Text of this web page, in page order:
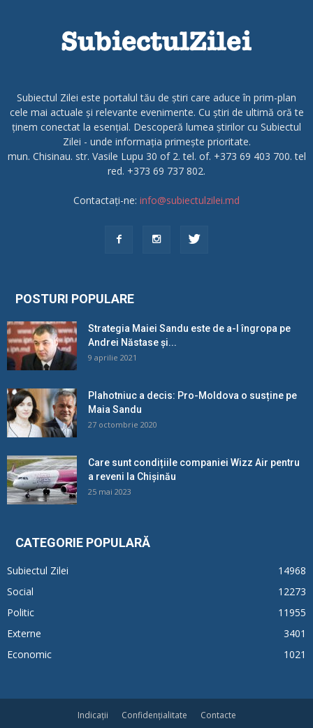
Subiectul Zilei este portalul tău de știri care aduce în prim-plan
cele mai actuale și relevante evenimente. Cu știri de ultimă oră te
ținem conectat la esențial. Descoperă lumea știrilor cu Subiectul
Zilei - unde informația primește prioritate.
mun. Chisinau. str. Vasile Lupu 30 of 2. tel. of. +373 69 403 700. tel
red. +373 69 737 802.
Contactați-ne: info@subiectulzilei.md
POSTURI POPULARE
Strategia Maiei Sandu este de a-l îngropa pe
Andrei Năstase și...
9 aprilie 2021
Plahotniuc a decis: Pro-Moldova o susține pe
Maia Sandu
27 octombrie 2020
Care sunt condițiile companiei Wizz Air pentru
a reveni la Chișinău
25 mai 2023
CATEGORIE POPULARĂ
Subiectul Zilei
14968
Social
12273
Politic
11955
Externe
3401
Economic
1021
Indicații Confidențialitate Contacte